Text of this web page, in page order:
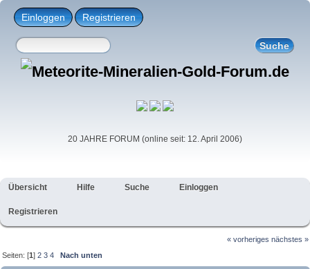
Einloggen Registrieren
20 JAHRE FORUM (online seit: 12. April 2006)
Übersicht Hilfe Suche Einloggen
Registrieren
« vorheriges nächstes »
Seiten: [1]2 3 4 Nach unten